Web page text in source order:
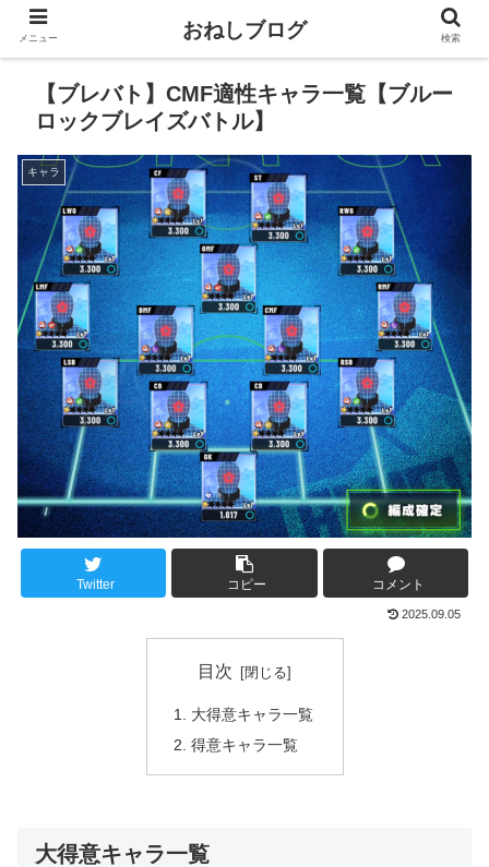
【ブレバト】CMF適性キャラ一覧【ブルー
ロックブレイズバトル】
キャラ
Twitter コピー コメント
2025.09.05
目次
大得意キャラ一覧
得意キャラ一覧
大得意キャラ一覧
メニュー おねしブログ 検索